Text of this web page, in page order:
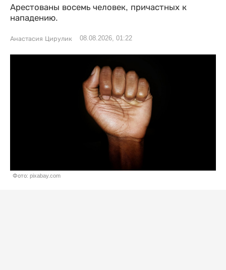
Арестованы восемь человек, причастных к
нападению.
Анастасия Цирулик 08.08.2026, 01:22
Фото: pixabay.com